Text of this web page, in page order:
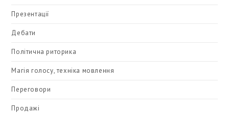
Презентації
Дебати
Політична риторика
Магія голосу, техніка мовлення
Переговори
Продажі